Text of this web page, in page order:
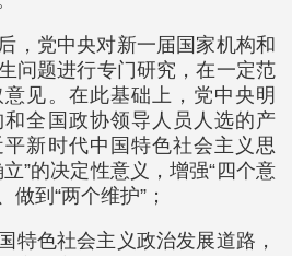
，党中央对新一届国家机构和
问题进行专门研究，在一定范
见。在此基础上，党中央明
全国政协领导人员人选的产
新时代中国特色社会主义思
”的决定性意义，增强“四个意
做到“两个维护”；
特色社会主义政治发展道路，